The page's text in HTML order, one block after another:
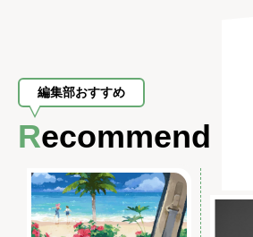
編集部おすすめ
Recommend